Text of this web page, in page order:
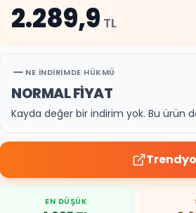
2.289,9 TL
NE İNDIRIMDE HÜKMÜ
NORMAL FİYAT
Kayda değer bir indirim yok. Bu ürün
EN DÜŞÜK